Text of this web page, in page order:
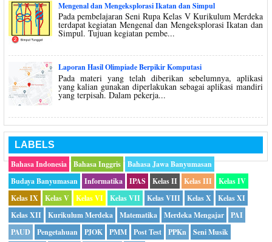
Mengenal dan Mengeksplorasi Ikatan dan Simpul
Pada pembelajaran Seni Rupa Kelas V Kurikulum Merdeka
terdapat kegiatan Mengenal dan Mengeksplorasi Ikatan dan
Simpul. Tujuan kegiatan pembe...
Laporan Hasil Olimpiade Berpikir Komputasi
Pada materi yang telah diberikan sebelumnya, aplikasi
yang kalian gunakan diperlakukan sebagai aplikasi mandiri
yang terpisah. Dalam pekerja...
LABELS
Bahasa Indonesia
Bahasa Inggris
Bahasa Jawa Banyumasan
Budaya Banyumasan
Informatika IPAS Kelas II Kelas III
Kelas IV
Kelas IX
Kelas V Kelas VI Kelas VII Kelas VIII Kelas X
Kelas XI
Kelas XII
Kurikulum Merdeka Matematika Merdeka Mengajar
PAI
PAUD
Pengetahuan PJOK PMM Post Test PPKn Seni Musik